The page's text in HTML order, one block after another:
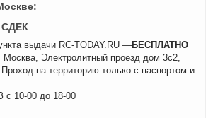
СДЕК
выдачи RC-TODAY.RU —БЕСПЛАТНО
Москва, Электролитный проезд дом 3с2,
на территорию только с паспортом и
с 10-00 до 18-00